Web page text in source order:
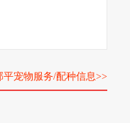
平宠物服务/配种信息>>